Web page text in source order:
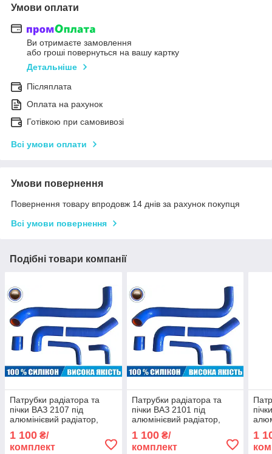
Умови оплати
Ви отримаєте замовлення
або гроші повернуться на вашу картку
Детальніше
Післяплата
Оплата на рахунок
Готівкою при самовивозі
Всі умови оплати
Умови повернення
Повернення товару впродовж 14 днів за рахунок покупця
Всі умови повернення
Подібні товари компанії
Патрубки радіатора та
пічки ВАЗ 2107 під
алюмінієвий радіатор,
шт.)
1 100 ₴/
комплект
Патрубки радіатора та
пічки ВАЗ 2101 під
алюмінієвий радіатор,
шт.)
1 100₴/
комплект
шт.)
1